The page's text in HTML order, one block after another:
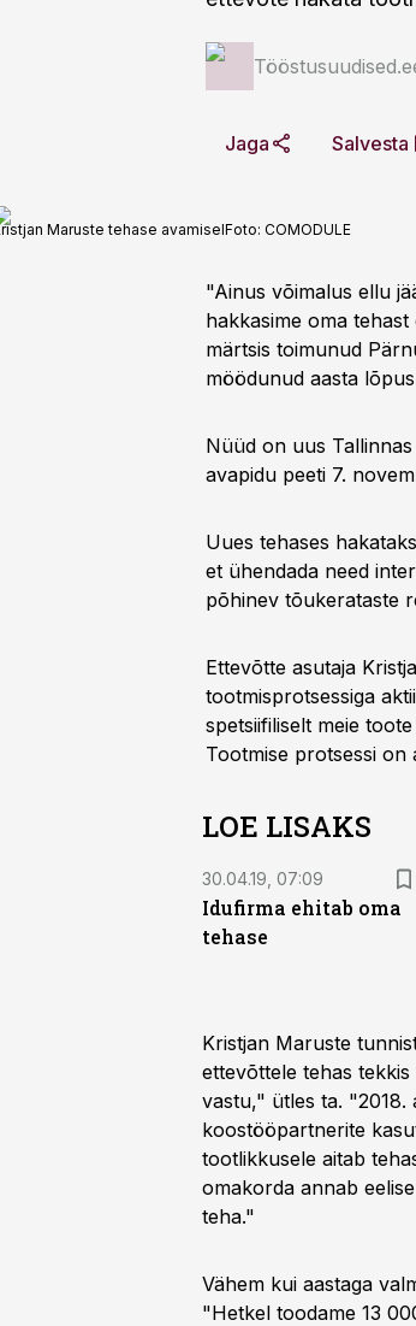
Jaga Salvesta
Maruste tehase avamiselFoto: COMODULE
"Ainus võimalus ellu
hakkasime oma
märtsis toimunud
möödunud aasta
Nüüd on uus
avapidu peeti 7.
Uues tehases
et ühendada need
põhinev tõukerataste
Ettevõtte asutaja
tootmisprotsessiga
spetsiifiliselt meie
Tootmise protsessi on
LOE LISAKS
30.04.19, 07:09
Idufirma ehitab oma
tehase
Kristjan Maruste
ettevõttele tehas
vastu," ütles ta. "2018.
koostööpartnerite
tootlikkusele aitab
omakorda annab
teha."
Vähem kui aastaga
"Hetkel toodame 13